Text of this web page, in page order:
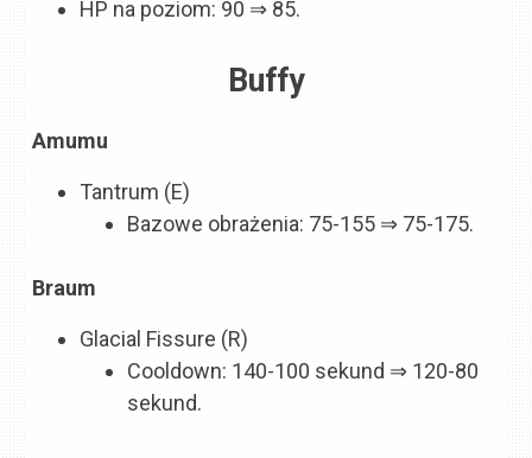
HP na poziom: 90 ⇒ 85.
Buffy
Amumu
Tantrum (E)
Bazowe obrażenia: 75-155 ⇒ 75-175.
Braum
Glacial Fissure (R)
Cooldown: 140-100 sekund ⇒ 120-80
sekund.